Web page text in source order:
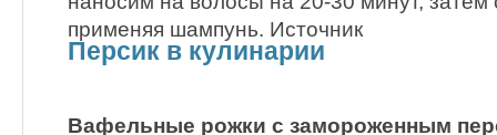
применяя шампунь. Источник
Персик в кулинарии
Вафельные рожки с замороженным